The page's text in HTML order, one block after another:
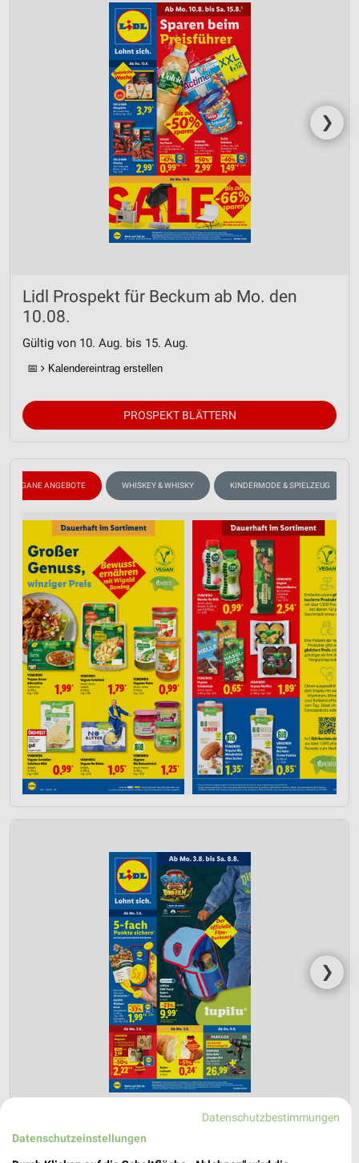
❯
Lidl Prospekt für Beckum ab Mo. den
10.08.
Gültig von 10. Aug. bis 15. Aug.
📅 Kalendereintrag erstellen
PROSPEKT BLÄTTERN
VEGANE ANGEBOTE WHISKEY & WHISKY KINDERMODE & SPIELZEUG
❯
Lidl Prospekt für Beckum ab Mo. den
Datenschutzbestimmungen
Datenschutzeinstellungen